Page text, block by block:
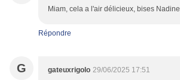
Miam, cela a l'air délicieux, bises Nadine
Répondre
G gateuxrigolo 29/06/2025 17:51